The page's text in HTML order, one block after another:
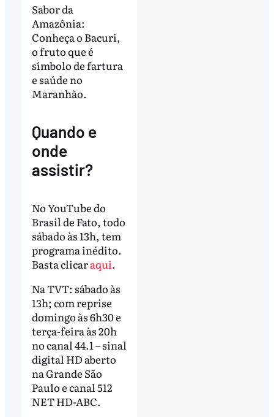
Sabor da
Amazônia:
Conheça o Bacuri,
o fruto que é
símbolo de fartura
e saúde no
Maranhão.
Quando e
onde
assistir?
No YouTube do
Brasil de Fato, todo
sábado às 13h, tem
programa inédito.
Basta clicaraqui.
Na TVT: sábado às
13h; com reprise
domingo às 6h30 e
terça-feira às 20h
no canal 44.1 – sinal
digital HD aberto
na Grande São
Paulo e canal 512
NET HD-ABC.